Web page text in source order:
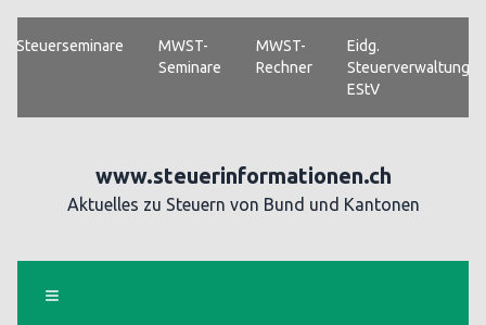
Steuerseminare
MWST-
Seminare
MWST-
Rechner
Eidg.
Steuerverwaltung
EStV
www.steuerinformationen.ch
Aktuelles zu Steuern von Bund und Kantonen